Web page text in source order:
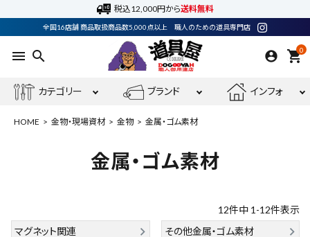
税込12,000円から送料無料
全国16店舗 商品取扱商品数5,000点以上 職人のための道具専門店
menu search 0
shopping_cart
カテゴリー ブランド インフォ
meeting_room ログイン 会員登録
HOME 金物・現場資材 金物 金属・ゴム素材
金属・ゴム素材
12件中 1 -12件表示
マグネット関連
その他金属・ゴム素材